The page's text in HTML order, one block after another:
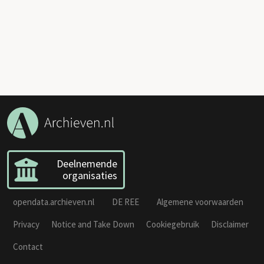
Deelnemende
organisaties
opendata.archieven.nl DE REE
Algemene voorwaarden
Privacy
Notice and Take Down Cookiegebruik
Disclaimer
Contact